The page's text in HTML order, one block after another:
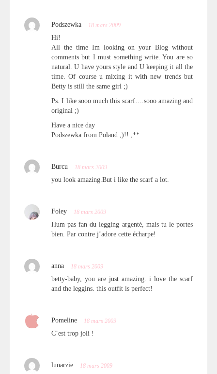
Podszewka 18 mars 2009
Hi!
All the time Im looking on your Blog without
comments but I must something write. You are so
natural. U have yours style and U keeping it all the
time. Of course u mixing it with new trends but
Betty is still the same girl ;)
Ps. I like sooo much this scarf….sooo amazing and
original ;)
Have a nice day
Podszewka from Poland ;)!! ;**
Burcu 18 mars 2009
you look amazing.But i like the scarf a lot.
Foley 18 mars 2009
Hum pas fan du legging argenté, mais tu le portes
bien. Par contre j’adore cette écharpe!
anna 18 mars 2009
betty-baby, you are just amazing. i love the scarf
and the leggins. this outfit is perfect!
Pomeline 18 mars 2009
C’est trop joli !
lunarzie 18 mars 2009